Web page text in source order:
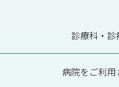
診療科・診
病院をご利用